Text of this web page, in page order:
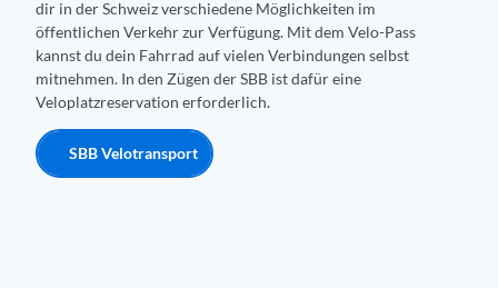
dir in der Schweiz verschiedene Möglichkeiten im
öffentlichen Verkehr zur Verfügung. Mit dem Velo-Pass
kannst du dein Fahrrad auf vielen Verbindungen selbst
mitnehmen. In den Zügen der SBB ist dafür eine
Veloplatzreservation erforderlich.
SBB Velotransport